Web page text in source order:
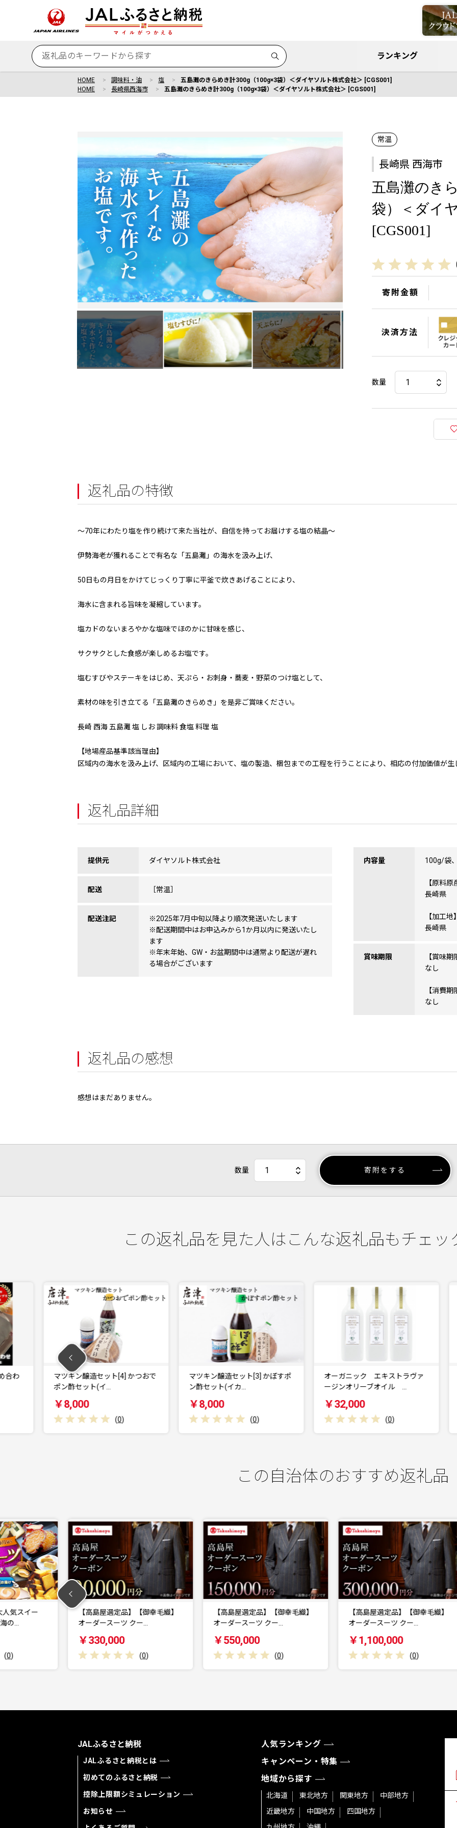
ランキング
HOME 調味料・油 塩
五島灘のきらめき計300g（100g×3袋）＜ダイヤソルト株式会社＞ [CGS001]
HOME
長崎県西海市 五島灘のきらめき計300g（100g×3袋）＜ダイヤソルト株式会社＞ [CGS001]
常温
長崎県 西海市
五島灘のき
袋）＜ダイ
[CGS001]
寄附金額
決済方法
数量
返礼品の特徴
～70年にわたり塩を作り続けて来た当社が、自信を持ってお届けする塩の結晶～
伊勢海老が獲れることで有名な「五島灘」の海水を汲み上げ、
50日もの月日をかけてじっくり丁寧に平釜で炊きあげることにより、
海水に含まれる旨味を凝縮しています。
塩カドのないまろやかな塩味でほのかに甘味を感じ、
サクサクとした食感が楽しめるお塩です。
塩むすびやステーキをはじめ、天ぷら・お刺身・蕎麦・野菜のつけ塩として、
素材の味を引き立てる「五島灘のきらめき」を是非ご賞味ください。
長崎 西海 五島灘 塩 しお 調味料 食塩 料理 塩
【地場産品基準該当理由】
区域内の海水を汲み上げ、区域内の工場において、塩の製造、梱包までの工程を行うことにより、相応の付加価値が生
返礼品詳細
提供元 ダイヤソルト株式会社
配送 ［常温］
配送注記
※2025年7月中旬以降より順次発送いたします
※配送期間中はお申込みから1か月以内に発送いたし
ます
※年末年始、GW・お盆期間中は通常より配送が遅れ
る場合がございます
内容量 100g/袋
【原料原
長崎県
【加工地】
長崎県
賞味期限
【賞味期
なし
【消費期
なし
返礼品の感想
感想はまだありません。
数量 寄附をする
この返礼品を見た人はこんな返礼品もチェッ
ット[4] かつおで
マツキン醸造セット[3] かぼすポ
ン酢セット(イカ…
￥8,000
オーガニック エキストラヴァ
ージンオリーブオイル …
￥32,000
【定期便全6回】オーガニッ
エキストラヴァージン…
￥120,000
この自治体のおすすめ返礼品
【御幸毛織】
ー…
【高島屋選定品】【御幸毛織】
オーダースーツ クー…
￥550,000
【高島屋選定品】【御幸毛織】
オーダースーツ クー…
￥1,100,000
【12回定期便】お肉と果物〜見
つけた！西海の宝物定…
￥220,000
JALふるさと納税
JALふるさと納税とは
初めてのふるさと納税
控除上限額シミュレーション
お知らせ
人気ランキング
キャンペーン・特集
地域から探す
北海道 東北地方 関東地方
中部地方
近畿地方
中国地方
四国地方